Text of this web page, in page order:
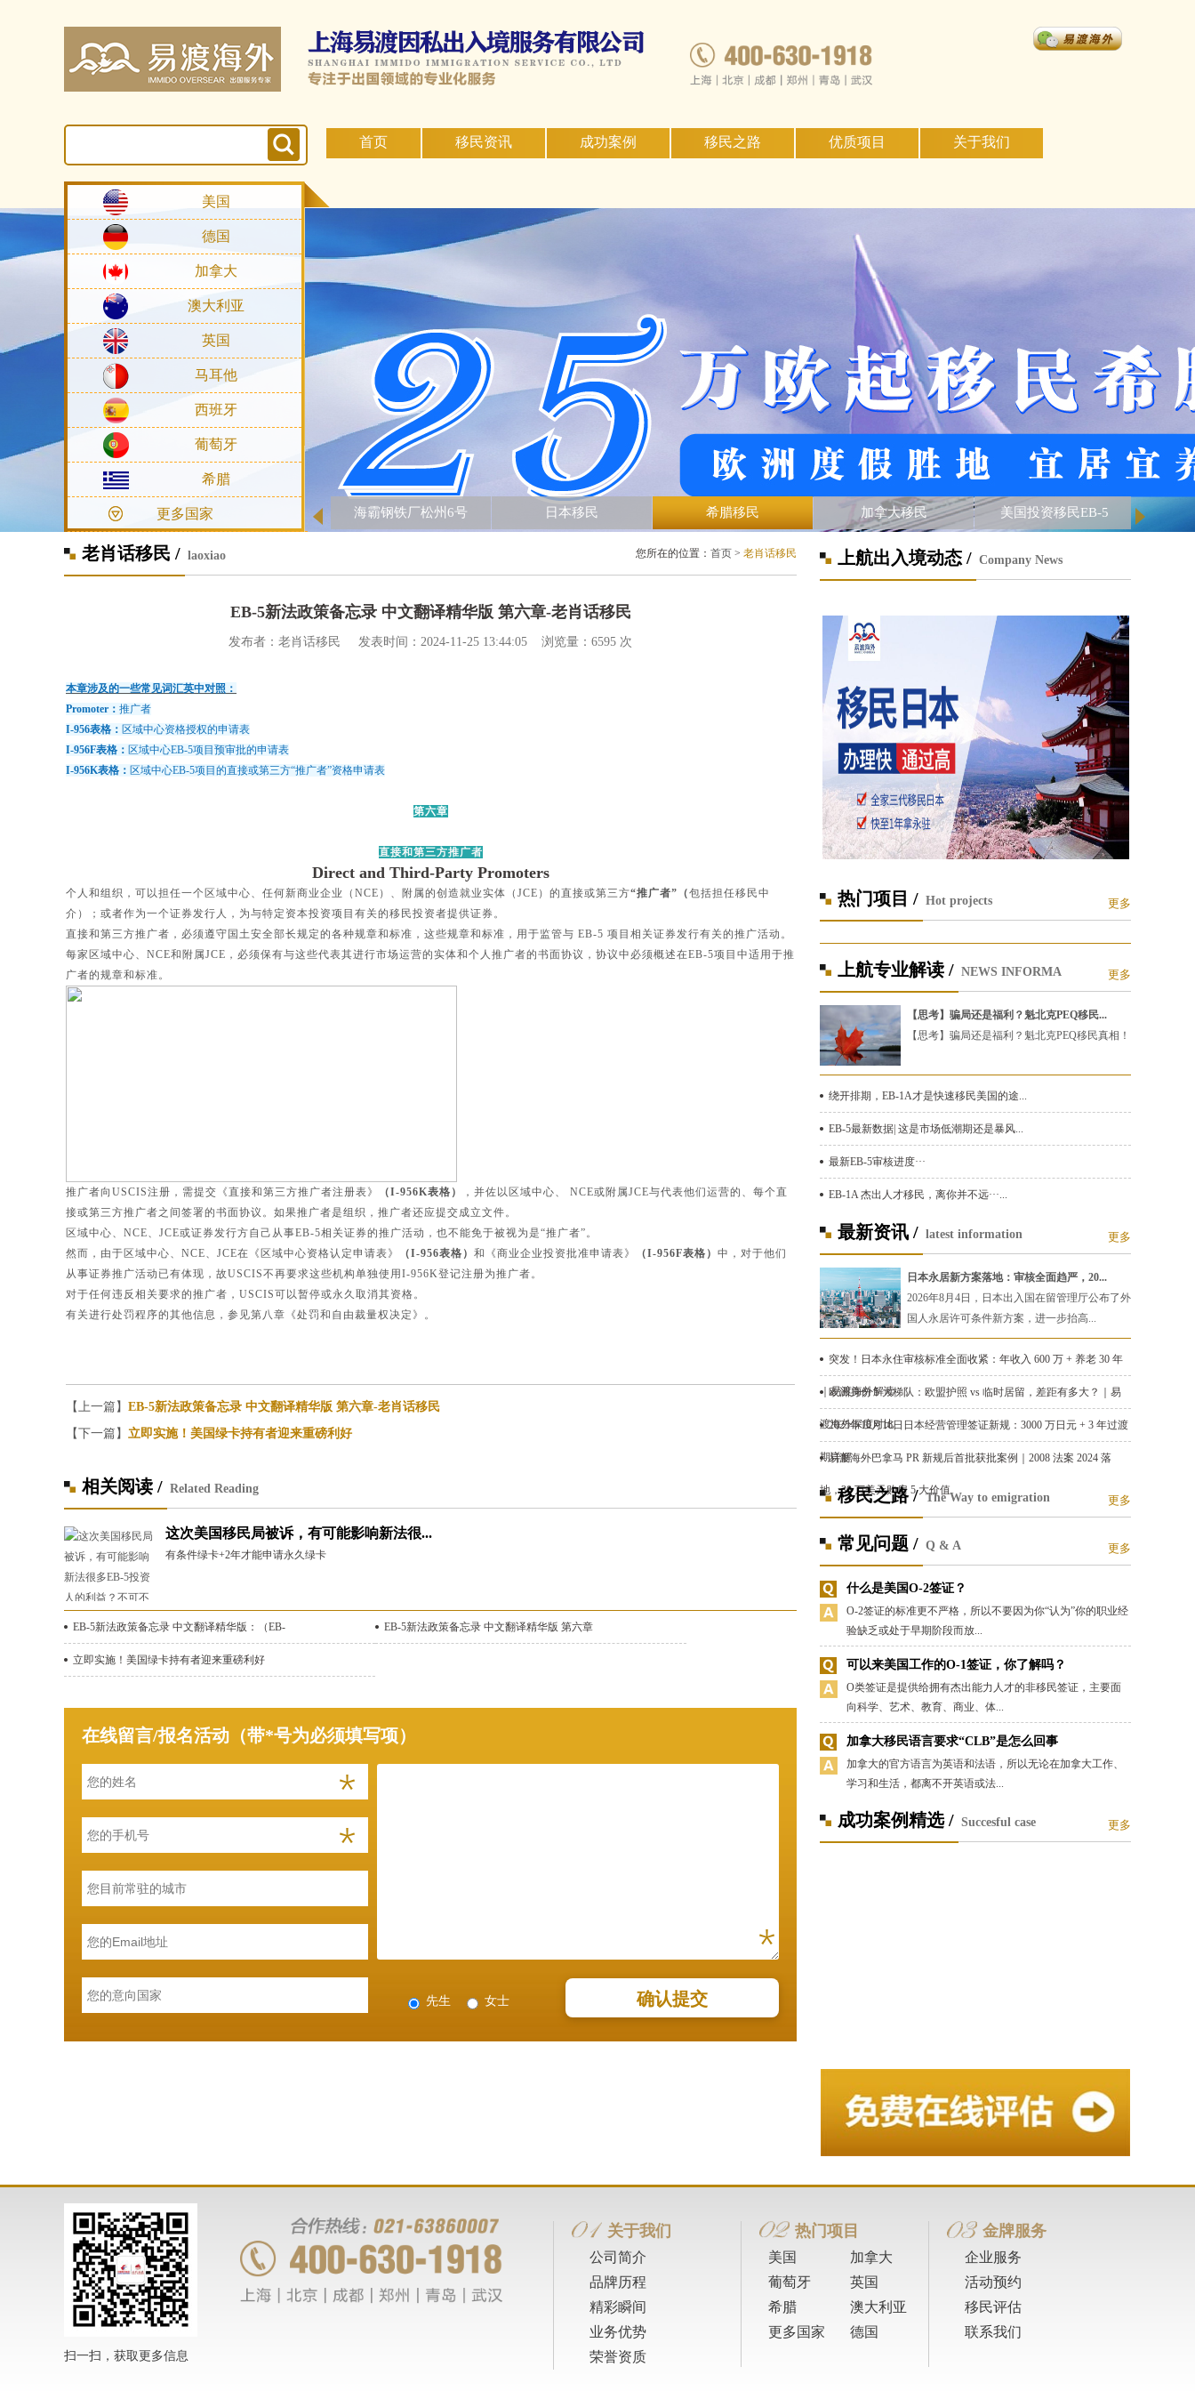
首页 移民资讯 成功案例 移民之路 优质项目 关于我们
美国
德国
加拿大
澳大利亚
英国
马耳他
西班牙
葡萄牙
希腊
更多国家 海霸钢铁厂松州6号 日本移民 希腊移民 加拿大移民 美国投资移民EB-5
老肖话移民 / laoxiao 您所在的位置： 首页 > 老肖话移民
EB-5新法政策备忘录 中文翻译精华版 第六章-老肖话移民
发布者：老肖话移民 发表时间：2024-11-25 13:44:05 浏览量：6595 次
本章涉及的一些常见词汇英中对照：
Promoter： 推广者
I-956表格： 区域中心资格授权的申请表
I-956F表格： 区域中心EB-5项目预审批的申请表
I-956K表格： 区域中心EB-5项目的直接或第三方“推广者”资格申请表
第六章
直接和第三方推广者
Direct and Third-Party Promoters
个人和组织，可以担任一个区域中心、任何新商业企业（NCE）、附属的创造就业实体（JCE）的直接或第三方“推广者”（包括担任移民中
介）；或者作为一个证券发行人，为与特定资本投资项目有关的移民投资者提供证券。
直接和第三方推广者，必须遵守国土安全部长规定的各种规章和标准，这些规章和标准，用于监管与 EB-5 项目相关证券发行有关的推广活动。
每家区域中心、NCE和附属JCE，必须保有与这些代表其进行市场运营的实体和个人推广者的书面协议，协议中必须概述在EB-5项目中适用于推
广者的规章和标准。
推 广者向 USCIS注册，需提交《直接和第三方推广者注册表》 （I-956K表格 ） ，并佐以区域中心、 NCE或附属JCE与代表他们运营的、每个直
接或第三方推广者之间签署的书面协议。如果推广者是组织，推广者还应提交成立文件。
区域中心、NCE、JCE或证券发行方自己从事EB-5相关证券的推广活动，也不能免于被视为是“推广者”。
然而，由于区域中心、NCE、JCE在《区域中心资格认定申请表》
（I-956表格） 和《商业企业投资批准申请表》 （I-956F表格） 中，对于他们
从事证券推广活动已有体现，故USCIS不再要求这些机构单独使用I-956K登记注册为推广者。
对于任何违反相关要求的推广者，USCIS可以暂停或永久取消其资格。
有关进行处罚程序的其他信息，参见第八章《处罚和自由裁量权决定》。
【上一篇】 EB-5新法政策备忘录 中文翻译精华版 第六章-老肖话移民
【下一篇】 立即实施！美国绿卡持有者迎来重磅利好
相关阅读 / Related Reading
这次美国移民局被诉，有可能影响新法很...
有条件绿卡+2年才能申请永久绿卡
EB-5新法政策备忘录 中文翻译精华版：（EB- EB-5新法政策备忘录 中文翻译精华版 第六章
立即实施！美国绿卡持有者迎来重磅利好
在线留言/报名活动（带*号为必须填写项）
先生 女士
上航出入境动态 / Company News
更多
热门项目 / Hot projects
更多
上航专业解读 / NEWS INFORMA
【思考】骗局还是福利？魁北克PEQ移民...
【思考】骗局还是福利？魁北克PEQ移民真相！
绕开排期，EB-1A才是快速移民美国的途...
EB-5最新数据| 这是市场低潮期还是暴风...
最新EB-5审核进度···
EB-1A 杰出人才移民，离你并不远···...
更多
最新资讯 / latest information
日本永居新方案落地：审核全面趋严，20...
2026年8月4日，日本出入国在留管理厅公布了外
国人永居许可条件新方案，进一步抬高...
突发！日本永住审核标准全面收紧：年收入 600 万 + 养老 30 年
｜易渡海外解读
欧洲身份 5 大梯队：欧盟护照 vs 临时居留，差距有多大？｜易
渡海外深度对比
2025年10月16日日本经营管理签证新规：3000 万日元 + 3 年过渡
期详解
易渡海外巴拿马 PR 新规后首批获批案例｜2008 法案 2024 落
地，30 万美元购房 5 大价值
更多
移民之路 / The Way to emigration
更多
常见问题 / Q & A
什么是美国O-2签证？
O-2签证的标准更不严格，所以不要因为你“认为”你的职业经
验缺乏或处于早期阶段而放...
可以来美国工作的O-1签证，你了解吗？
O类签证是提供给拥有杰出能力人才的非移民签证，主要面
向科学、艺术、教育、商业、体...
加拿大移民语言要求“CLB”是怎么回事
加拿大的官方语言为英语和法语，所以无论在加拿大工作、
学习和生活，都离不开英语或法...
更多
成功案例精选 / Succesful case
扫一扫，获取更多信息
关于我们
公司简介
品牌历程
精彩瞬间
业务优势
荣誉资质
热门项目
美国
加拿大
葡萄牙
英国
希腊
澳大利亚
更多国家
德国
金牌服务
企业服务
活动预约
移民评估
联系我们